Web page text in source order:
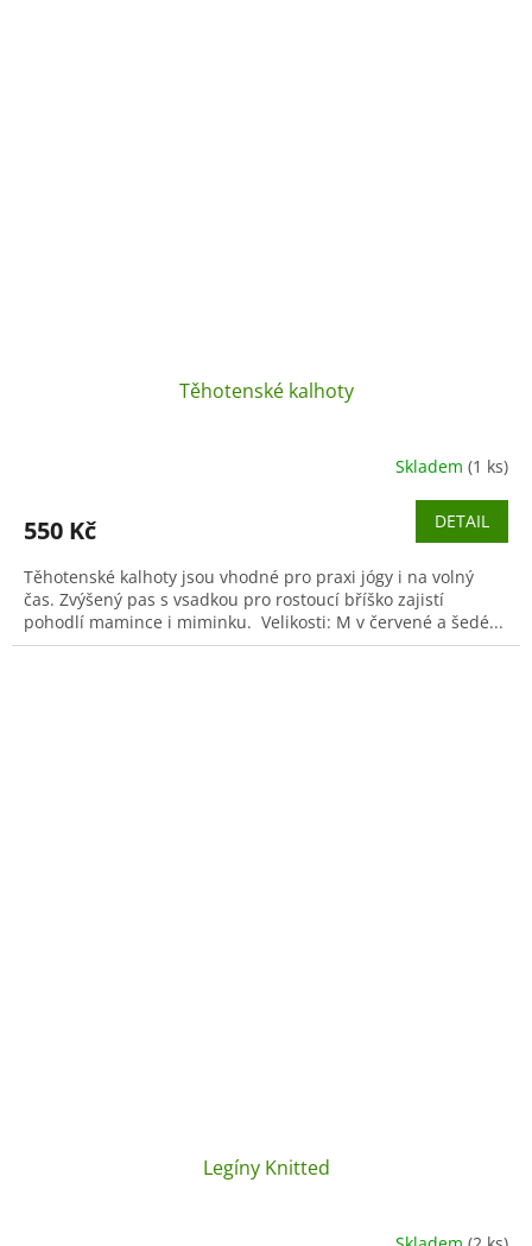
Těhotenské kalhoty
Skladem (1 ks)
550 Kč DETAIL
Těhotenské kalhoty jsou vhodné pro praxi jógy i na volný
čas. Zvýšený pas s vsadkou pro rostoucí bříško zajistí
pohodlí mamince i miminku. Velikosti: M v červené a šedé...
Legíny Knitted